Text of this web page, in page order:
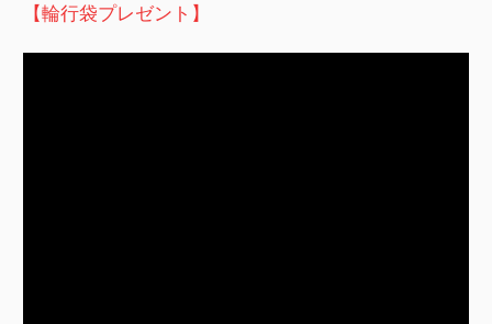
【輪行袋プレゼント】